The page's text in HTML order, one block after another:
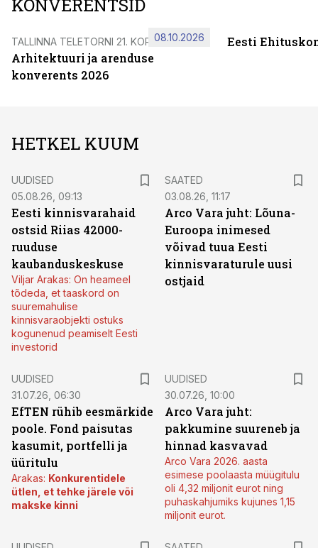
KONVERENTSID
TALLINNA TELETORNI 21. KORRUSEL
Arhitektuuri ja arenduse
konverents 2026
08.10.2026 Eesti
HETKEL KUUM
UUDISED
05.08.26, 09:13
Eesti kinnisvarahaid
ostsid Riias 42000-
ruuduse
kaubanduskeskuse
Viljar Arakas: On heameel
tõdeda, et taaskord on
suuremahulise
kinnisvaraobjekti ostuks
kogunenud peamiselt Eesti
investorid
SAATED
03.08.26, 11:17
Arco Vara juht: Lõuna-
Euroopa inimesed
võivad tuua Eesti
kinnisvaraturule uusi
ostjaid
UUDISED
31.07.26, 06:30
EfTEN rühib eesmärkide
poole. Fond paisutas
kasumit, portfelli ja
üüritulu
Arakas: Konkurentidele
ütlen, et tehke järele või
makske kinni
UUDISED
30.07.26, 10:00
Arco Vara juht:
pakkumine suureneb ja
hinnad kasvavad
Arco Vara 2026. aasta
esimese poolaasta müügitulu
oli 4,32 miljonit eurot ning
puhaskahjumiks kujunes 1,15
miljonit eurot.